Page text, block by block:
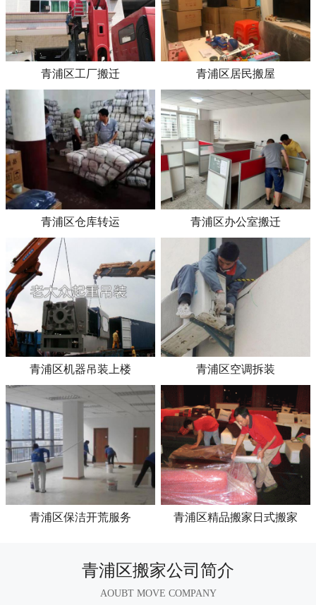
青浦区工厂搬迁 青浦区居民搬屋
青浦区仓库转运 青浦区办公室搬迁
青浦区机器吊装上楼 青浦区空调拆装
青浦区保洁开荒服务 青浦区精品搬家日式搬家
青浦区搬家公司简介
AOUBT MOVE COMPANY